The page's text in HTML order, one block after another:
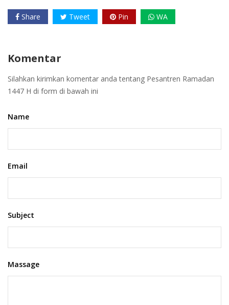
Share Tweet Pin WA
Komentar
Silahkan kirimkan komentar anda tentang Pesantren Ramadan
1447 H di form di bawah ini
Name
Email
Subject
Massage